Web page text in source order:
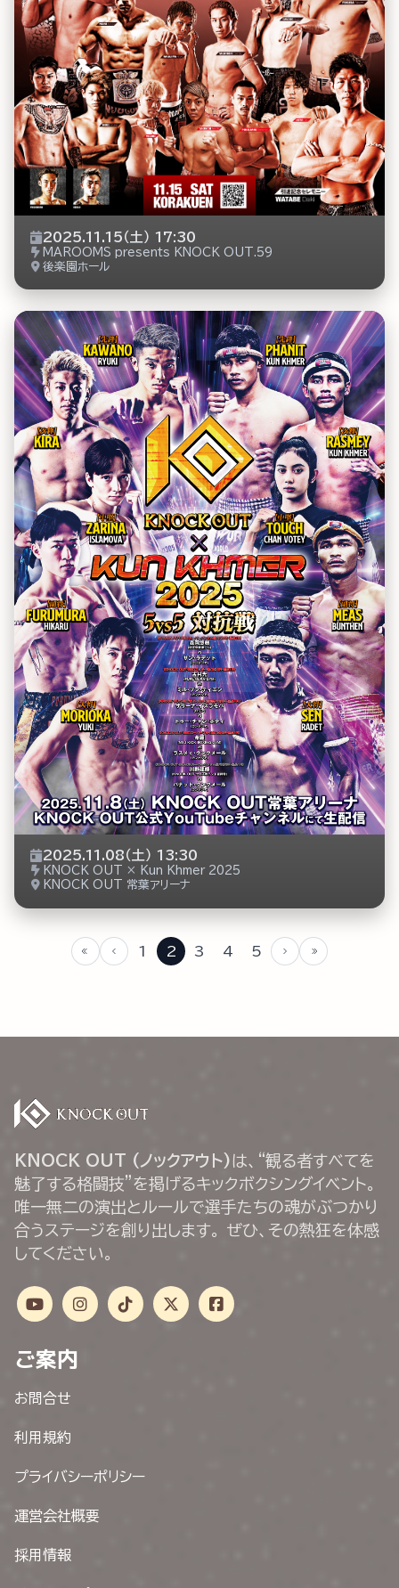
2025.11.15（土） 17:30
MAROOMS presents KNOCK OUT.59
後楽園ホール
2025.11.08（土） 13:30
KNOCK OUT × Kun Khmer 2025
KNOCK OUT 常葉アリーナ
1 2 3 4 5
KNOCK OUT (ノックアウト) は、“観る者すべてを
魅了する格闘技”を掲げるキックボクシングイベント。
唯一無二の演出とルールで選手たちの魂がぶつかり
合うステージを創り出します。 ぜひ、その熱狂を体感
してください。
ご案内
お問合せ
利用規約
プライバシーポリシー
運営会社概要
採用情報